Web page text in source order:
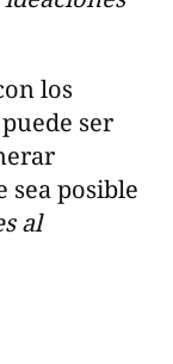
los
ser
sea posible
al